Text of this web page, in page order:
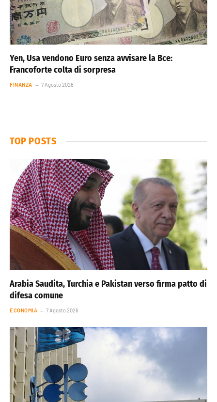
Yen, Usa vendono Euro senza avvisare la Bce:
Francoforte colta di sorpresa
FINANZA 7 Agosto 2026
TOP POSTS
Arabia Saudita, Turchia e Pakistan verso firma patto di
difesa comune
ECONOMIA 7 Agosto 2026